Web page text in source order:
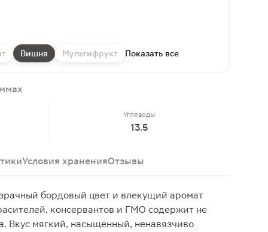
Вишня Мультифрукт Показать все
Углеводы
13.5
Условия храненияОтзывы
бордовый цвет и влекущий аромат
консервантов и ГМО содержит не
Вкус мягкий, насыщенный, ненавязчиво